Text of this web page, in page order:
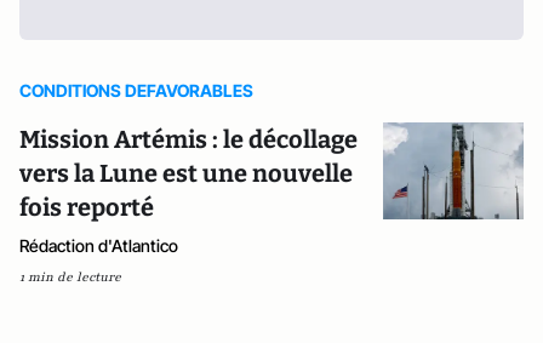
CONDITIONS DEFAVORABLES
Mission Artémis : le décollage
vers la Lune est une nouvelle
fois reporté
Rédaction d'Atlantico
1 min de lecture